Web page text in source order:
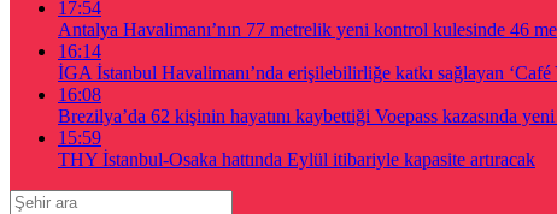
17:54
Antalya Havalimanı’nın 77 metrelik yeni kontrol kulesinde 46
16:14
İGA İstanbul Havalimanı’nda erişilebilirliğe katkı sağlayan ‘Café
16:08
Brezilya’da 62 kişinin hayatını kaybettiği Voepass kazasında yeni
15:59
THY İstanbul-Osaka hattında Eylül itibariyle kapasite artıracak